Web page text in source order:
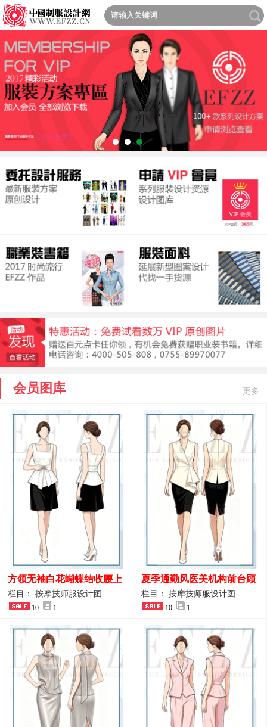
会员图库 更多
方领无袖白花蝴蝶结收腰上
衣 SPA会所接待工作制服设
计
栏目： 按摩技师服设计图
10 1
夏季通勤风医美机构前台顾
问端庄工作制服
栏目： 按摩技师服设计图
10 1